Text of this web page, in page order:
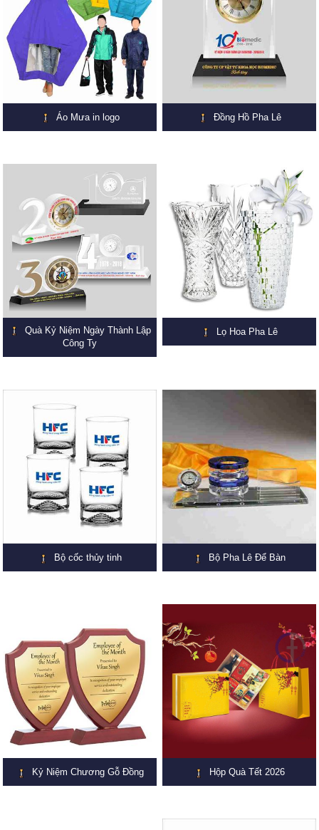
Áo Mưa in logo Đồng Hồ Pha Lê
Quà Kỷ Niệm Ngày Thành Lập
Công Ty
Lọ Hoa Pha Lê
Bộ cốc thủy tinh Bộ Pha Lê Để Bàn
Kỷ Niệm Chương Gỗ Đồng Hộp Quà Tết 2026